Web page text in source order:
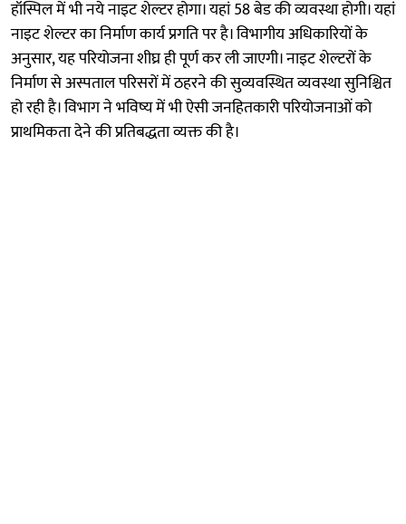
हॉस्पिल में भी नये नाइट शेल्टर होगा। यहां 58 बेड की व्यवस्था होगी। यहां
नाइट शेल्टर का निर्माण कार्य प्रगति पर है। विभागीय अधिकारियों के
अनुसार, यह परियोजना शीघ्र ही पूर्ण कर ली जाएगी। नाइट शेल्टरों के
निर्माण से अस्पताल परिसरों में ठहरने की सुव्यवस्थित व्यवस्था सुनिश्चित
हो रही है। विभाग ने भविष्य में भी ऐसी जनहितकारी परियोजनाओं को
प्राथमिकता देने की प्रतिबद्धता व्यक्त की है।